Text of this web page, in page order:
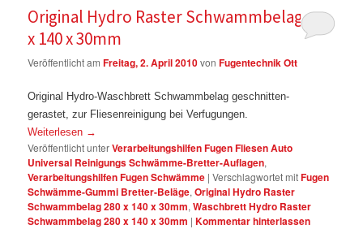
Original Hydro Raster Schwammbelag 280
x 140 x 30mm
Veröffentlicht amFreitag, 2. April 2010vonFugentechnik Ott
Original Hydro-Waschbrett Schwammbelag geschnitten-
gerastet, zur Fliesenreinigung bei Verfugungen.
Weiterlesen →
Veröffentlicht unterVerarbeitungshilfen Fugen Fliesen Auto
Universal Reinigungs Schwämme-Bretter-Auflagen,
Verarbeitungshilfen Fugen Schwämme |Verschlagwortet mitFugen
Schwämme-Gummi Bretter-Beläge,Original Hydro Raster
Schwammbelag 280 x 140 x 30mm,Waschbrett Hydro Raster
Schwammbelag 280 x 140 x 30mm |Kommentar hinterlassen